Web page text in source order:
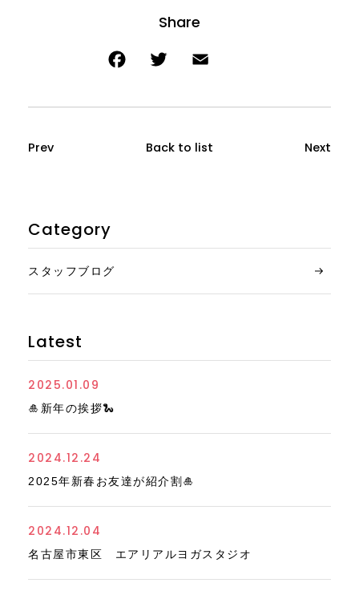
Prev Back to list Next
Category
スタッフブログ
Latest
2025.01.09
🎍新年の挨拶🐍
2024.12.24
2025年新春お友達が紹介割🎍
2024.12.04
名古屋市東区 エアリアルヨガスタジオ